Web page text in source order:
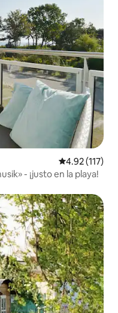
Calificación
4.92 (117)
- ¡justo en la playa!